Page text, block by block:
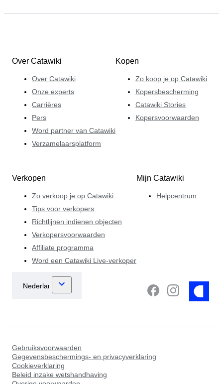
Over Catawiki
Over Catawiki
Onze experts
Carrières
Pers
Word partner van Catawiki
Verzamelaarsplatform
Kopen
Zo koop je op Catawiki
Kopersbescherming
Catawiki Stories
Kopersvoorwaarden
Verkopen
Zo verkoop je op Catawiki
Tips voor verkopers
Richtlijnen indienen objecten
Verkopersvoorwaarden
Affiliate programma
Word een Catawiki Live-verkoper
Mijn Catawiki
Helpcentrum
Gebruiksvoorwaarden
Gegevensbeschermings- en privacyverklaring
Cookieverklaring
Beleid inzake wetshandhaving